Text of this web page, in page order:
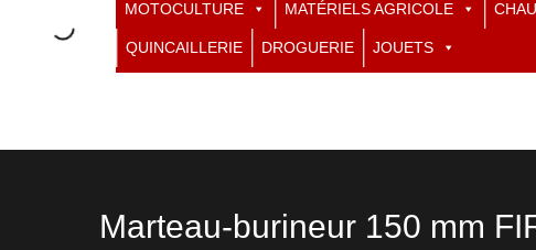
MOTOCULTURE MATÉRIELS AGRICOLE
QUINCAILLERIE DROGUERIE JOUETS
Marteau-burineur 150 mm